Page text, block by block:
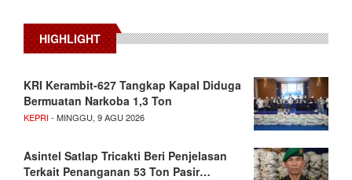
HIGHLIGHT
KRI Kerambit-627 Tangkap Kapal Diduga
Bermuatan Narkoba 1,3 Ton
KEPRI- MINGGU, 9 AGU 2026
Asintel Satlap Tricakti Beri Penjelasan
Terkait Penanganan 53 Ton Pasir…